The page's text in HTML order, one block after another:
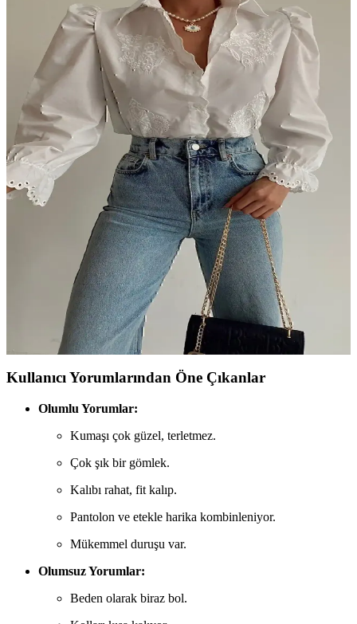
Benesse ve Madmext oduncu gömlekleri
karşılaştırması: özellikler, kullanıcı yorumları ve
seçim ipuçları
İki oduncu gömleklerinin kumaş, tasarım ve kullanıcı memnuniyeti
açısından detaylı karşılaştırmasıyla, doğru seçim yapmanıza
yardımcı olacak bilgiler burada.
Zara Kadın Keten Gömlekleri: Yaz Ayları İçin Şık
ve Rahat Seçenekler
Zara'nın kadın keten gömlek koleksiyonu, hafif, nefes alabilir ve çok
yönlü tasarımlarıyla yaz aylarında şıklık ve rahatlığı sunar. Farklı
kesimler ve renk seçenekleriyle her tarza uygun alternatifler
Kadın Gömlekleri Karşılaştırması: Vintage Fisto
Detaylı ve Oversize Poplin Modelleri
İki popüler kadın gömleği olan vintage ve oversize modellerinin
özellikleri, kullanım alanları ve kullanıcı yorumlarıyla detaylı
karşılaştırması yapıldı.
Kullanıcı Yorumlarından Öne Çıkanlar
Olumlu Yorumlar:
Kumaşı çok güzel, terletmez.
Çok şık bir gömlek.
Kalıbı rahat, fit kalıp.
Pantolon ve etekle harika kombinleniyor.
Mükemmel duruşu var.
Olumsuz Yorumlar:
Beden olarak biraz bol.